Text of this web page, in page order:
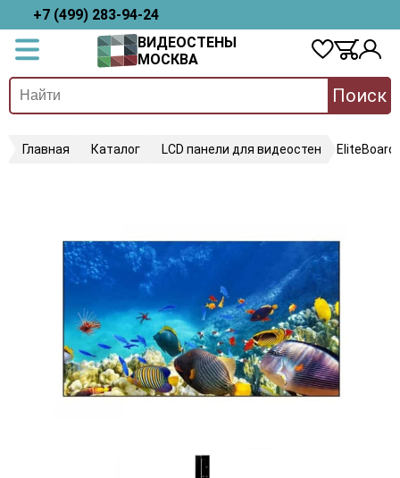
+7 (499) 283-94-24
ВИДЕОСТЕНЫ
МОСКВА
Поиск
Главная Каталог LCD панели для видеостен EliteBoard